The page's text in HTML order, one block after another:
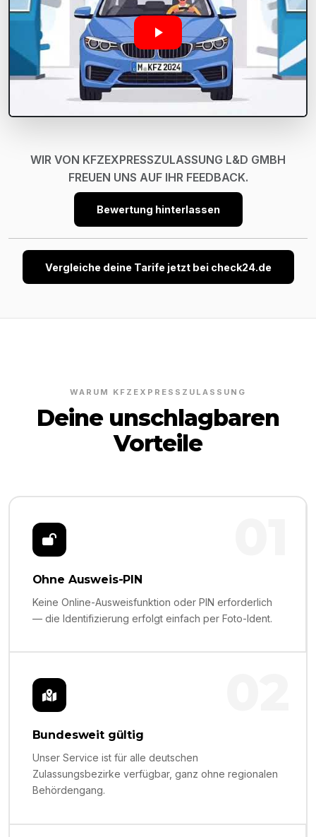
WIR VON KFZEXPRESSZULASSUNG L&D GMBH
FREUEN UNS AUF IHR FEEDBACK.
Bewertung hinterlassen
Vergleiche deine Tarife jetzt bei check24.de
WARUM KFZEXPRESSZULASSUNG
Deine unschlagbaren
Vorteile
Ohne Ausweis-PIN
Keine Online-Ausweisfunktion oder PIN erforderlich
— die Identifizierung erfolgt einfach per Foto-Ident.
Bundesweit gültig
Unser Service ist für alle deutschen
Zulassungsbezirke verfügbar, ganz ohne regionalen
Behördengang.